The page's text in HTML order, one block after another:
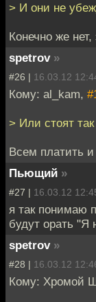
> И они не
Конечно же нет,
spetrov »
#26 | 16.03.12
Кому: al_kam,
> Или стоят
Всем платить
Пьющий »
#27 | 16.03.12
я так понимаю
будут орать "Я
spetrov »
#28 | 16.03.12
Кому: Хромой